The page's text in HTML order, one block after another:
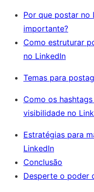
Por que postar no
importante?
Como estruturar
no LinkedIn
Temas para
Como os
visibilidade no
Estratégias para
LinkedIn
Conclusão
Desperte o poder